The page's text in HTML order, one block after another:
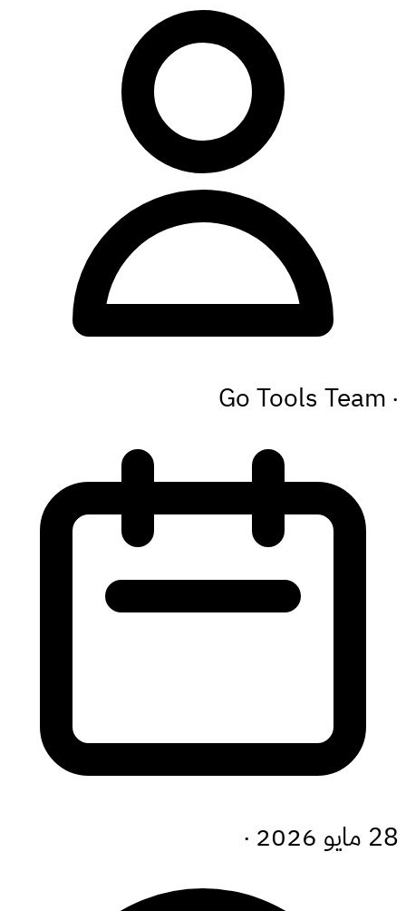
Go Tools Team ·
28 مايو 2026 ·